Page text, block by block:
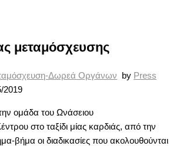
μεταμόσχευσης
Δωρεά Οργάνων by Press
2019
ομάδα του Ωνάσειου
στο ταξίδι μίας καρδιάς, από την
βήμα οι διαδικασίες που ακολουθούνται